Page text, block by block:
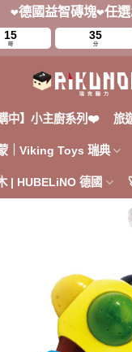
❤️德國益智磚塊❤️任
15
時
35
分
中】小主廚系列❤️ 旅
｜Viking Toys 瑞典
| HUBELiNO 德國